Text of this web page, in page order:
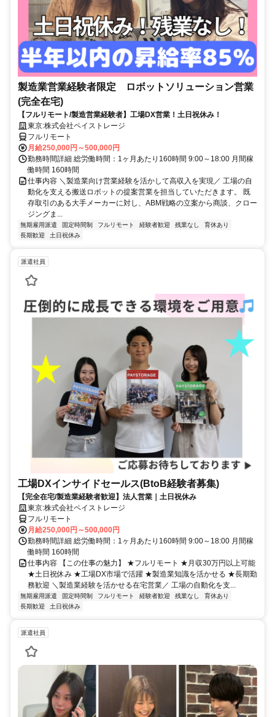
製造業営業経験者限定 ロボットソリューション営業
(完全在宅)
【フルリモート/製造営業経験者】工場DX営業！土日祝休み！
東京:株式会社ペイストレージ
フルリモート
月給250,000円～500,000円
勤務時間詳細 総労働時間：1ヶ月あたり160時間 9:00～18:00 月間稼
働時間 160時間
仕事内容 ＼製造業向け営業経験を活かして高収入を実現／ 工場の自
動化を支える搬送ロボットの提案営業を担当していただきます。 既
存取引のある大手メーカーに対し、ABM戦略の立案から商談、クロー
ジングま...
無期雇用派遣 固定時間制 フルリモート 経験者歓迎 残業なし
育休あり
長期歓迎
土日祝休み
派遣社員
工場DXインサイドセールス(BtoB経験者募集)
【完全在宅/製造業経験者歓迎】法人営業｜土日祝休み
東京:株式会社ペイストレージ
フルリモート
月給250,000円～500,000円
勤務時間詳細 総労働時間：1ヶ月あたり160時間 9:00～18:00 月間稼
働時間 160時間
仕事内容 【この仕事の魅力】 ★フルリモート ★月収30万円以上可能
★土日祝休み ★工場DX市場で活躍 ★製造業知識を活かせる ★長期勤
務歓迎 ＼製造業経験を活かせる在宅営業／ 工場の自動化を支...
無期雇用派遣 固定時間制 フルリモート 経験者歓迎 残業なし
育休あり
長期歓迎
土日祝休み
派遣社員